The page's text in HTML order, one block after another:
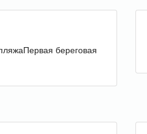
береговая